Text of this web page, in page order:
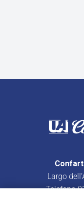
Largo
Telefono